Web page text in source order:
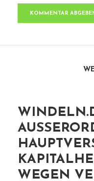
EGEN